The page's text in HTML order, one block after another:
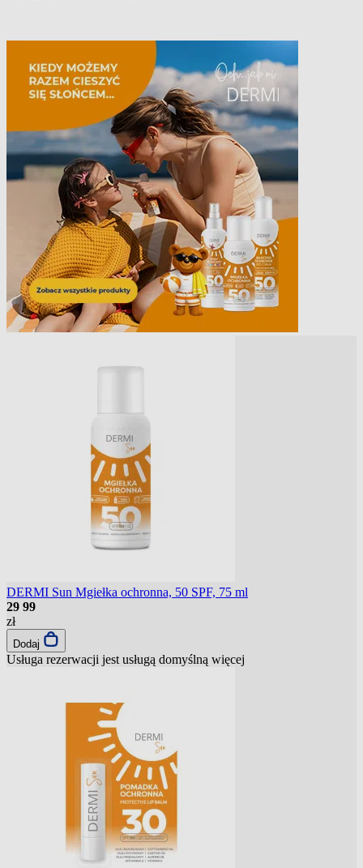
DERMI Sun Mgiełka ochronna, 50 SPF, 75 ml
29 99
zł
Dodaj
Usługa rezerwacji jest usługą domyślną więcej